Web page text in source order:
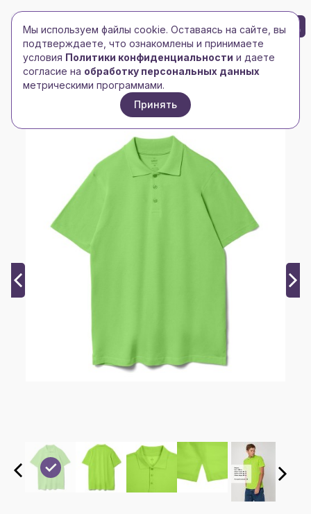
Toggle navigation
Toggle navigation
БРЕНД-ЛОГО 0
Главная/Рубашки поло/Мужские рубашки поло/
Рубашка поло мужская Virma Light, зеленое яблоко
Мы используем файлы cookie. Оставаясь на сайте, вы
подтверждаете, что ознакомлены и принимаете
условия Политики конфиденциальности и даете
согласие на обработку персональных данных
метрическими программами.
Принять